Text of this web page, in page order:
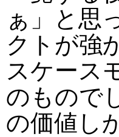
ぁ」と思
クトが強
スケース
のもので
の価値し